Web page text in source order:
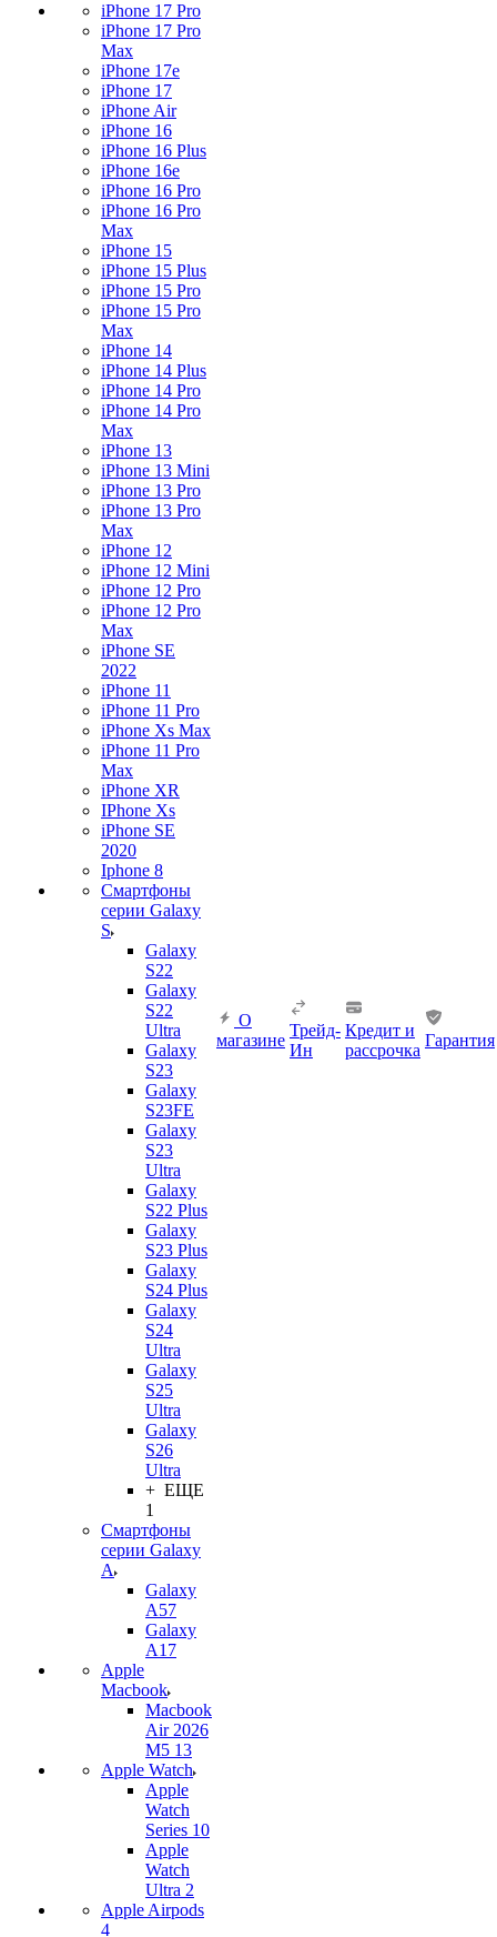
iPhone 17 Pro
iPhone 17 Pro
Max
iPhone 17e
iPhone 17
iPhone Air
iPhone 16
iPhone 16 Plus
iPhone 16e
iPhone 16 Pro
iPhone 16 Pro
Max
iPhone 15
iPhone 15 Plus
iPhone 15 Pro
iPhone 15 Pro
Max
iPhone 14
iPhone 14 Plus
iPhone 14 Pro
iPhone 14 Pro
Max
iPhone 13
iPhone 13 Mini
iPhone 13 Pro
iPhone 13 Pro
Max
iPhone 12
iPhone 12 Mini
iPhone 12 Pro
iPhone 12 Pro
Max
iPhone SE
2022
iPhone 11
iPhone 11 Pro
iPhone Xs Max
iPhone 11 Pro
Max
iPhone XR
IPhone Xs
iPhone SE
2020
Iphone 8
Смартфоны
серии Galaxy
S
Galaxy
S22
Galaxy
S22
Ultra
Galaxy
S23
Galaxy
S23FE
Galaxy
S23
Ultra
Galaxy
S22 Plus
Galaxy
S23 Plus
Galaxy
S24 Plus
Galaxy
S24
Ultra
Galaxy
S25
Ultra
Galaxy
S26
Ultra
+ ЕЩЕ
1
Смартфоны
серии Galaxy
A
Galaxy
A57
Galaxy
A17
Apple
Macbook
Macbook
Air 2026
M5 13
Apple Watch
Apple
Watch
Series 10
Apple
Watch
Ultra 2
Apple Airpods
4
О
магазине
Трейд-
Ин
Кредит и
рассрочка
Гарантия